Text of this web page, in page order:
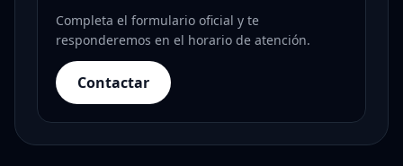
Completa el formulario oficial y te
responderemos en el horario de atención.
Contactar